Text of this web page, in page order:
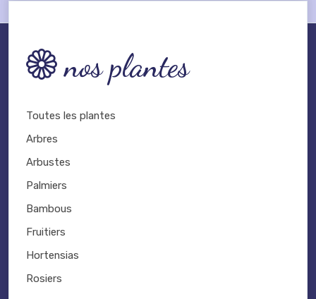
nos plantes
Toutes les plantes
Arbres
Arbustes
Palmiers
Bambous
Fruitiers
Hortensias
Rosiers